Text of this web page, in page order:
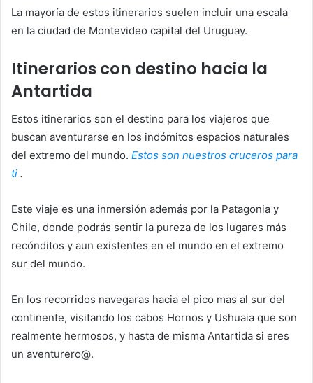
La mayoría de estos itinerarios suelen incluir una escala
en la ciudad de Montevideo capital del Uruguay.
Itinerarios con destino hacia la
Antartida
Estos itinerarios son el destino para los viajeros que
buscan aventurarse en los indómitos espacios naturales
del extremo del mundo. Estos son nuestros cruceros para
ti .
Este viaje es una inmersión además por la Patagonia y
Chile, donde podrás sentir la pureza de los lugares más
recónditos y aun existentes en el mundo en el extremo
sur del mundo.
En los recorridos navegaras hacia el pico mas al sur del
continente, visitando los cabos Hornos y Ushuaia que son
realmente hermosos, y hasta de misma Antartida si eres
un aventurero@.